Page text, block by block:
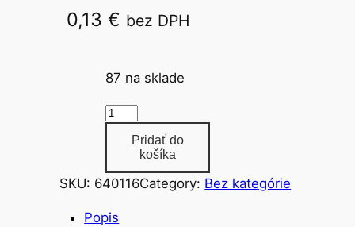
0,13€ bez DPH
87 na sklade
m
ž
t
Pridať do
košíka
SKU: 640116Category: Bez kategórie
Popis